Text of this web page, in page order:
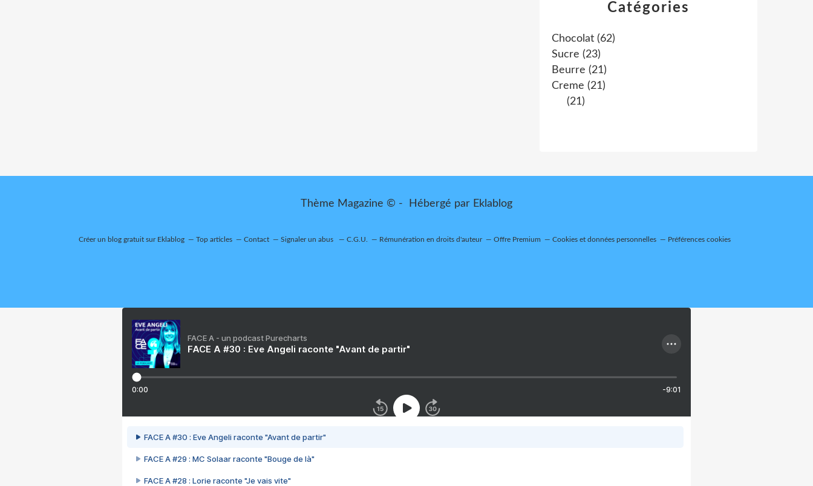
Catégories
Chocolat (62)
Sucre (23)
Beurre (21)
Creme (21)
(21)
Thème Magazine © - Hébergé par Eklablog
Créer un blog gratuit sur Eklablog Top articles Contact Signaler un abus C.G.U. Rémunération en droits d'auteur Offre Premium Cookies et données personnelles Préférences cookies
FACE A - un podcast Purecharts
FACE A #30 : Eve Angeli raconte "Avant de partir"
0:00 -9:01
FACE A #30 : Eve Angeli raconte "Avant de partir"
FACE A #29 : MC Solaar raconte "Bouge de là"
FACE A #28 : Lorie raconte "Je vais vite"